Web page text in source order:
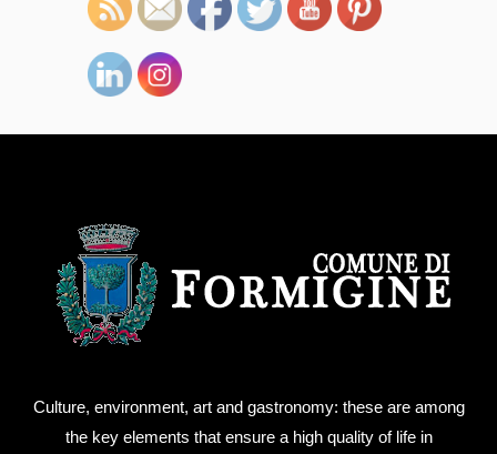
Culture, environment, art and gastronomy: these are among
the key elements that ensure a high quality of life in